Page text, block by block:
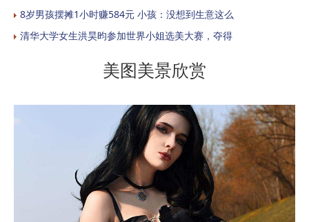
8岁男孩摆摊1小时赚584元 小孩：没想到生意这么
清华大学女生洪昊昀参加世界小姐选美大赛，夺得
美图美景欣赏